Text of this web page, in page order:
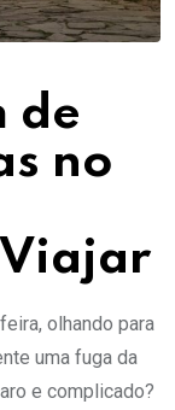
de
no
Viajar
olhando para
uma fuga da
e complicado?